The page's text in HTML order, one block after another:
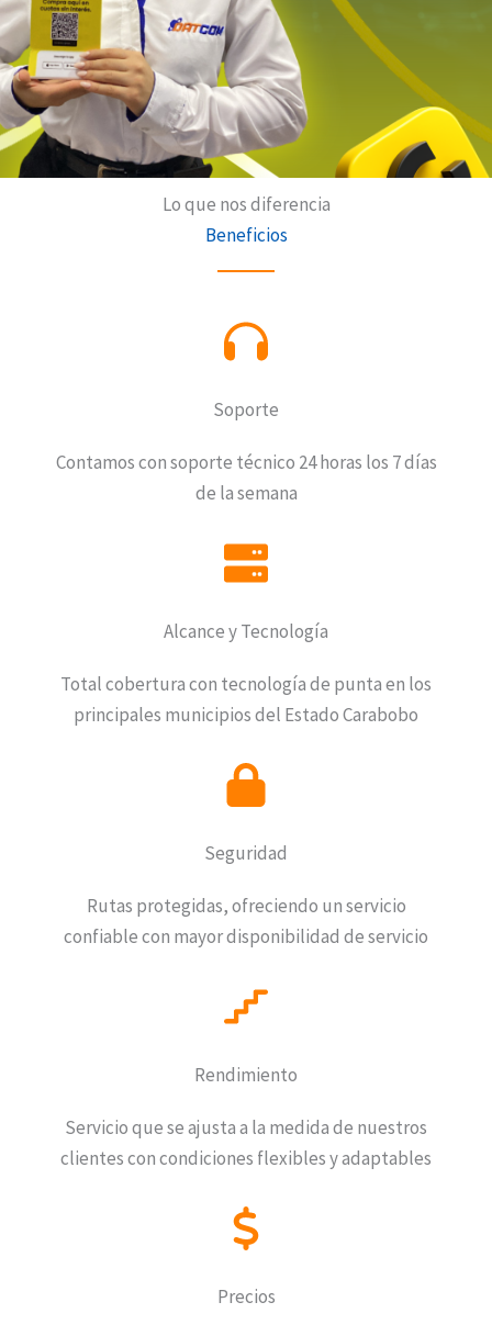
Lo que nos diferencia
Beneficios
Soporte
Contamos con soporte técnico 24 horas los 7 días
de la semana
Alcance y Tecnología
Total cobertura con tecnología de punta en los
principales municipios del Estado Carabobo
Seguridad
Rutas protegidas, ofreciendo un servicio
confiable con mayor disponibilidad de servicio
Rendimiento
Servicio que se ajusta a la medida de nuestros
clientes con condiciones flexibles y adaptables
Precios